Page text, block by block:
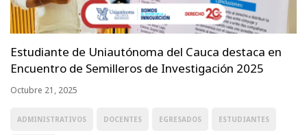
Estudiante de Uniautónoma del Cauca destaca en
Encuentro de Semilleros de Investigación 2025
Octubre 21, 2025
ADMINISTRATIVOS DOCENTES EGRESADOS ESTUDIANTES